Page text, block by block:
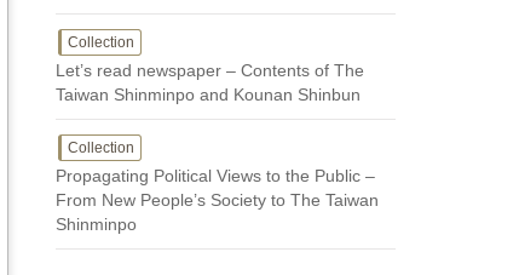
Collection
Let’s read newspaper – Contents of The
Taiwan Shinminpo and Kounan Shinbun
Collection
Propagating Political Views to the Public –
From New People’s Society to The Taiwan
Shinminpo